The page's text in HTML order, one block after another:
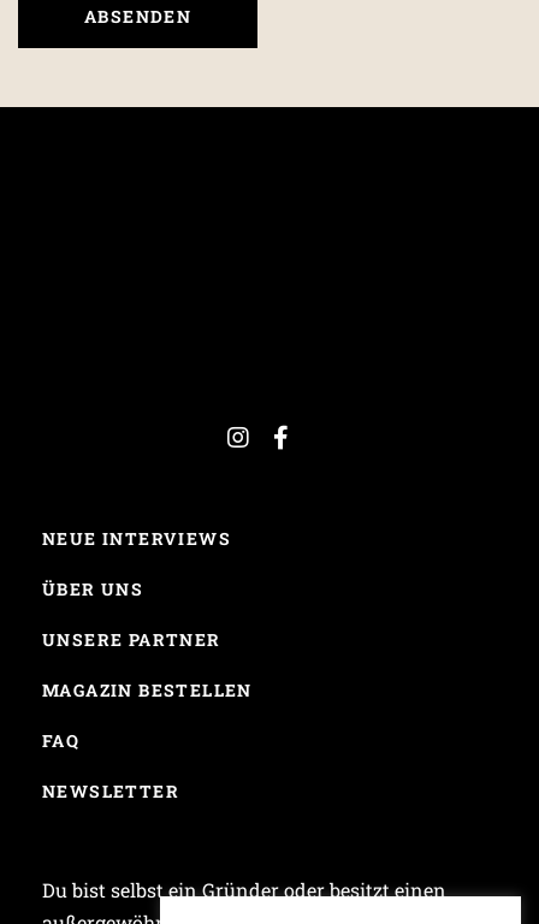
NEUE INTERVIEWS
ÜBER UNS
UNSERE PARTNER
MAGAZIN BESTELLEN
FAQ
NEWSLETTER
Du bist selbst ein Gründer oder besitzt einen